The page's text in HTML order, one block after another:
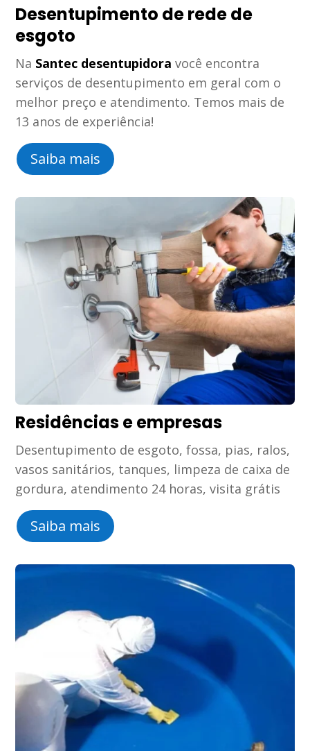
Desentupimento de rede de
esgoto
Na Santec desentupidora você encontra
serviços de desentupimento em geral com o
melhor preço e atendimento. Temos mais de
13 anos de experiência!
Saiba mais
Residências e empresas
Desentupimento de esgoto, fossa, pias, ralos,
vasos sanitários, tanques, limpeza de caixa de
gordura, atendimento 24 horas, visita grátis
Saiba mais